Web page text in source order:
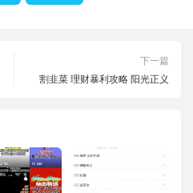
下一篇
割韭菜 理财暴利攻略 阳光正义